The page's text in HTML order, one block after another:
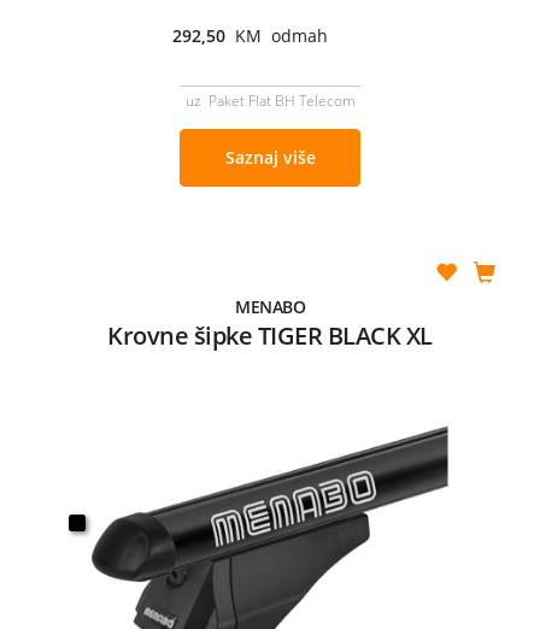
292,50 KM odmah
uz Paket Flat BH Telecom
Saznaj više
MENABO
Krovne šipke TIGER BLACK XL